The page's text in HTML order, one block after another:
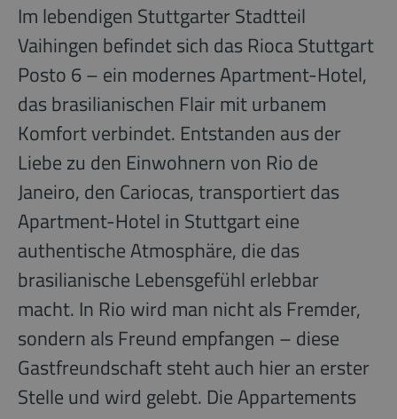
Im lebendigen Stuttgarter Stadtteil
Vaihingen befindet sich das Rioca Stuttgart
Posto 6 – ein modernes Apartment-Hotel,
das brasilianischen Flair mit urbanem
Komfort verbindet. Entstanden aus der
Liebe zu den Einwohnern von Rio de
Janeiro, den Cariocas, transportiert das
Apartment-Hotel in Stuttgart eine
authentische Atmosphäre, die das
brasilianische Lebensgefühl erlebbar
macht. In Rio wird man nicht als Fremder,
sondern als Freund empfangen – diese
Gastfreundschaft steht auch hier an erster
Stelle und wird gelebt. Die Appartements